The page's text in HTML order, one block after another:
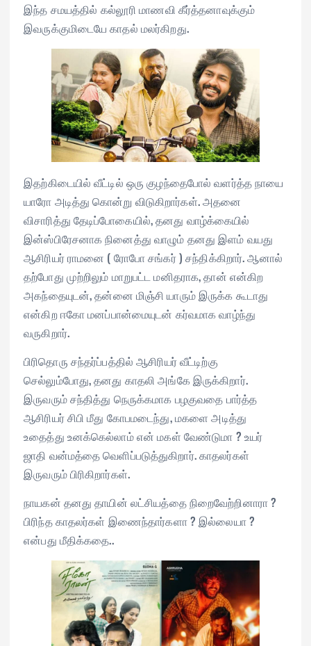
இந்த சமயத்தில் கல்லூரி மாணவி கீர்த்தனாவுக்கும்
இவருக்குமிடையே காதல் மலர்கிறது.
இதற்கிடையில் வீட்டில் ஒரு குழந்தைபோல் வளர்த்த நாயை
யாரோ அடித்து கொன்று விடுகிறார்கள். அதனை
விசாரித்து தேடிப்போகையில், தனது வாழ்க்கையில்
இன்ஸ்பிரேசனாக நினைத்து வாழும் தனது இளம் வயது
ஆசிரியர் ராமனை ( ரோபோ சங்கர் ) சந்திக்கிறார். ஆனால்
தற்போது முற்றிலும் மாறுபட்ட மனிதராக, தான் என்கிற
அகந்தையுடன், தன்னை மிஞ்சி யாரும் இருக்க கூடாது
என்கிற ஈகோ மனப்பான்மையுடன் கர்வமாக வாழ்ந்து
வருகிறார்.
பிரிதொரு சந்தர்ப்பத்தில் ஆசிரியர் வீட்டிற்கு
செல்லும்போது, தனது காதலி அங்கே இருக்கிறார்.
இருவரும் சந்தித்து நெருக்கமாக பழகுவதை பார்த்த
ஆசிரியர் சிபி மீது கோபமடைந்து, மகளை அடித்து
உதைத்து உனக்கெல்லாம் என் மகள் வேண்டுமா ? உயர்
ஜாதி வன்மத்தை வெளிப்படுத்துகிறார். காதலர்கள்
இருவரும் பிரிகிறார்கள்.
நாயகன் தனது தாயின் லட்சியத்தை நிறைவேற்றினாரா ?
பிரிந்த காதலர்கள் இணைந்தார்களா ? இல்லையா ?
என்பது மீதிக்கதை..